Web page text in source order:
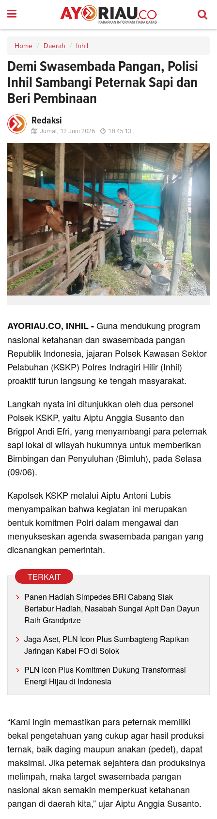
Home Daerah Inhil
Demi Swasembada Pangan, Polisi
Inhil Sambangi Peternak Sapi dan
Beri Pembinaan
Redaksi
Jumat, 12 Juni 2026 18:45:13
AYORIAU.CO, INHIL -Guna mendukung program
nasional ketahanan dan swasembada pangan
Republik Indonesia, jajaran Polsek Kawasan Sektor
Pelabuhan (KSKP) Polres Indragiri Hilir (Inhil)
proaktif turun langsung ke tengah masyarakat.
Langkah nyata ini ditunjukkan oleh dua personel
Polsek KSKP, yaitu Aiptu Anggia Susanto dan
Brigpol Andi Efri, yang menyambangi para peternak
sapi lokal di wilayah hukumnya untuk memberikan
Bimbingan dan Penyuluhan (Bimluh), pada Selasa
(09/06).
Kapolsek KSKP melalui Aiptu Antoni Lubis
menyampaikan bahwa kegiatan ini merupakan
bentuk komitmen Polri dalam mengawal dan
menyukseskan agenda swasembada pangan yang
dicanangkan pemerintah.
TERKAIT
Panen Hadiah Simpedes BRI Cabang Siak
Bertabur Hadiah, Nasabah Sungai Apit Dan Dayun
Raih Grandprize
Jaga Aset, PLN Icon Plus Sumbagteng Rapikan
Jaringan Kabel FO di Solok
PLN Icon Plus Komitmen Dukung Transformasi
Energi Hijau di Indonesia
“Kami ingin memastikan para peternak memiliki
bekal pengetahuan yang cukup agar hasil produksi
ternak, baik daging maupun anakan (pedet), dapat
maksimal. Jika peternak sejahtera dan produksinya
melimpah, maka target swasembada pangan
nasional akan semakin memperkuat ketahanan
pangan di daerah kita,” ujar Aiptu Anggia Susanto.